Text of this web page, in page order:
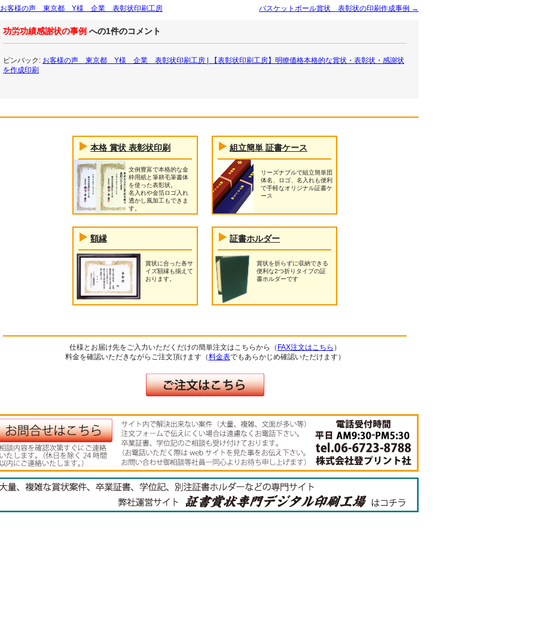
お客様の声 東京都 Y様 企業 表彰状印刷工房 バスケットボール賞状 表彰状の印刷作成事例 →
功労功績感謝状の事例 への1件のコメント
ピンバック: お客様の声 東京都 Y様 企業 表彰状印刷工房 | 【表彰状印刷工房】明瞭価格本格的な賞状・表彰状・感謝状
を作成印刷
本格 賞状 表彰状印刷
文例豊富で本格的な金
枠用紙と筆耕毛筆書体
を使った表彰状。
名入れや金箔ロゴ入れ
透かし風加工もできま
す。
組立簡単 証書ケース
リーズナブルで組立簡単団
体名、ロゴ、名入れも便利
で手軽なオリジナル証書ケ
ース
額縁
賞状に合った各サ
イズ額縁も揃えて
おります。
証書ホルダー
賞状を折らずに収納できる
便利な2つ折りタイプの証
書ホルダーです
仕様とお届け先をご入力いただくだけの簡単注文はこちらから（ FAX注文はこちら ）
料金を確認いただきながらご注文頂けます（料金表でもあらかじめ確認いただけます）